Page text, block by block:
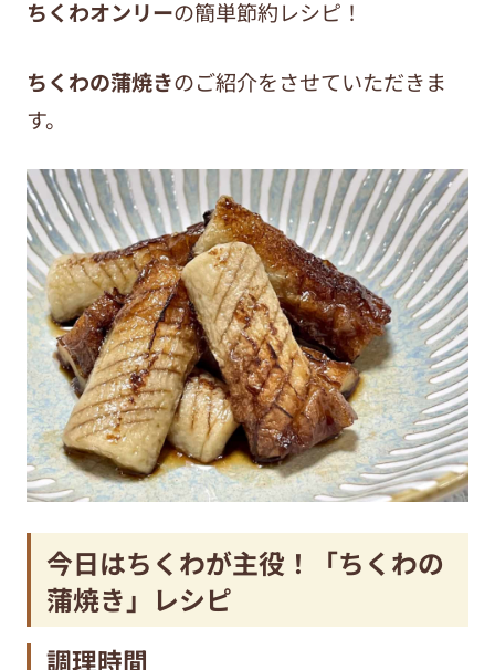
ちくわオンリーの簡単節約レシピ！
ちくわの蒲焼きのご紹介をさせていただきま
す。
今日はちくわが主役！「ちくわの
蒲焼き」レシピ
調理時間